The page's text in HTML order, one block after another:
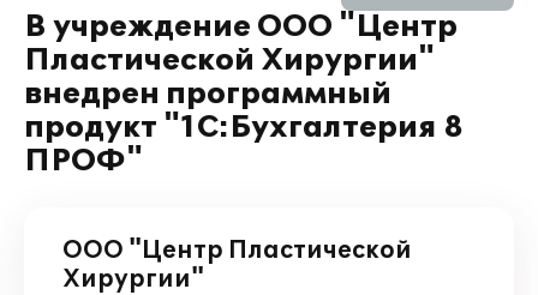
В учреждение ООО "Центр
Пластической Хирургии"
внедрен программный
продукт "1С:Бухгалтерия 8
ПРОФ"
ООО "Центр Пластической
Хирургии"